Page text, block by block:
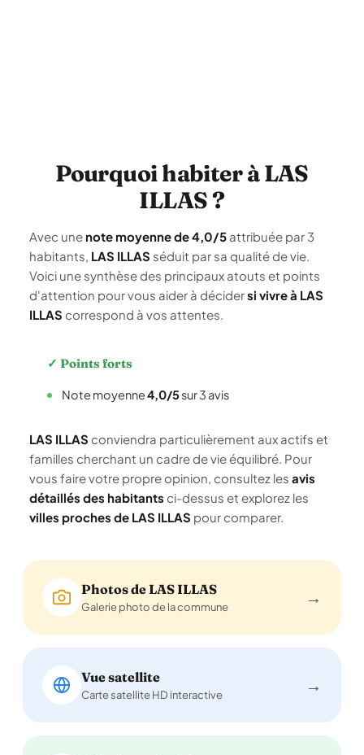
Pourquoi habiter à LAS
ILLAS ?
Avec une note moyenne de 4,0/5 attribuée par 3
habitants, LAS ILLAS séduit par sa qualité de vie.
Voici une synthèse des principaux atouts et points
d'attention pour vous aider à décidersi vivre à LAS
ILLAS correspond à vos attentes.
✓ Points forts
Note moyenne4,0/5sur 3 avis
LAS ILLAS conviendra particulièrement aux actifs et
familles cherchant un cadre de vie équilibré. Pour
vous faire votre propre opinion, consultez les avis
détaillés des habitants ci-dessus et explorez les
villes proches de LAS ILLAS pour comparer.
Photos de LAS ILLAS
Galerie photo de la commune →
Vue satellite
Carte satellite HD interactive →